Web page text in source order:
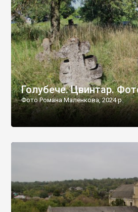
[…]
Голубече. Цвинтар.
Фото Романа Маленкова, 2024 р.